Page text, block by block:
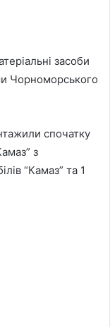
засоби
Чорноморського
спочатку
з
“Камаз” та 1